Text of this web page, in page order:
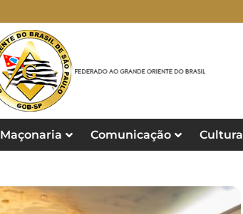
Maçonaria Comunicação Cultura